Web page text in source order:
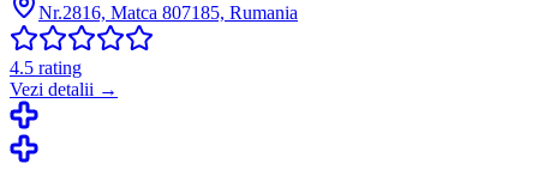
Nr.2816, Matca 807185, Rumania
4.5 rating
Vezi detalii →